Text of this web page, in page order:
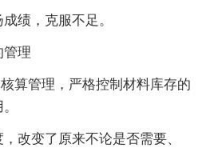
绩，克服不足。
管理
算管理，严格控制材料库存的
改变了原来不论是否需要、